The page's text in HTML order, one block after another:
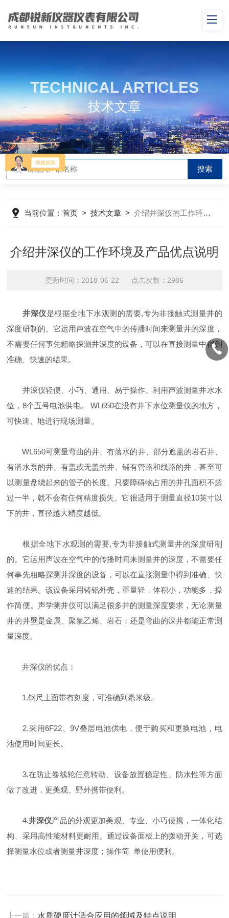
TECHNICAL ARTICLES
技术文章
当前位置：首页 >技术文章 >介绍井深仪的工作环境及产品优点说明
介绍井深仪的工作环境及产品优点说明
更新时间：2018-06-22 点击次数：2986
井深仪是根据全地下水观测的需要,专为非接触式测量井的
深度研制的。它运用声波在空气中的传播时间来测量井的深度，
不需要任何事先粗略探测井深度的设备，可以在直接测量中得到
准确、快速的结果。
井深仪轻便、小巧、通用、易于操作。利用声波测量井水水
位，8个五号电池供电。 WL650在没有井下水位测量仪的地方，
可快速、地进行现场测量。
WL650可测量弯曲的井、有落水的井、部分遮盖的岩石井、
有潜水泵的井、有盖或无盖的井、铺有管路和线路的井，甚至可
以测量盘绕起来的管子的长度。只要障碍物占用的井孔面积不超
过一半，就不会有任何精度损失。它很适用于测量直径10英寸以
下的井，直径越大精度越低。
根据全地下水观测的需要,专为非接触式测量井的深度研制
的。它运用声波在空气中的传播时间来测量井的深度，不需要任
何事先粗略探测井深度的设备，可以在直接测量中得到准确、快
速的结果。该设备采用铸铝外壳，重量轻，体积小，功能多，操
作简便。声学测井仪可以满足很多井的测量深度要求，无论测量
井的井壁是金属、聚氯乙烯、岩石；还是弯曲的深井都能正常测
量深度。
井深仪的优点：
1.钢尺上面带有刻度，可准确到毫米级。
2.采用6F22、9V叠层电池供电，便于购买和更换电池，电
池使用时间更长。
3.在防止卷线轮任意转动、设备放置稳定性、防水性等方面
做了改进，更美观、野外携带便利。
4.井深仪产品的外观更加美观、专业、小巧便携，一体化结
构、采用高性能材料更耐用。通过设备面板上的拨动开关，可选
择测量水位或者测量井深度；操作简 单使用便利。
上一篇： 水质硬度计适合应用的领域及特点说明